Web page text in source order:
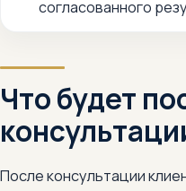
согласованного
Что будет
После консультации